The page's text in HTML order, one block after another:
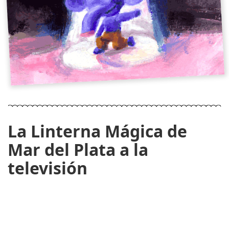
La Linterna Mágica de
Mar del Plata a la
televisión